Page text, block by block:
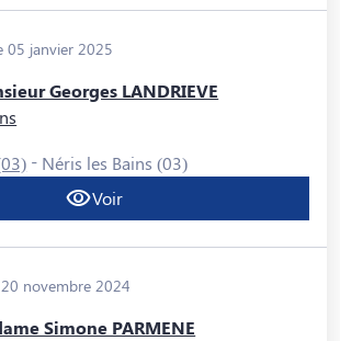
05 janvier 2025
Georges LANDRIEVE
- Néris les Bains (03)
Voir
novembre 2024
Simone PARMENE